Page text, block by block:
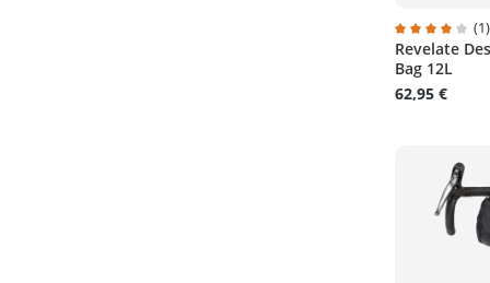
(1)
Revelate
Bag 12L
62,95 €